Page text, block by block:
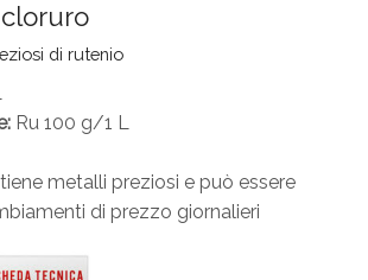
di rutenio
Ru 100 g/1 L
metalli preziosi e può essere
di prezzo giornalieri